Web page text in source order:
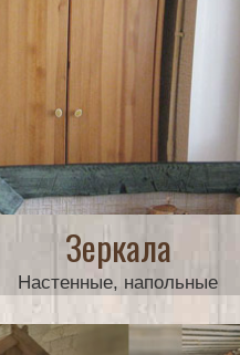
Зеркала
Настенные, напольные